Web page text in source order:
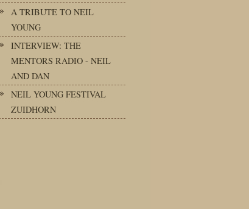
A TRIBUTE TO NEIL
YOUNG
INTERVIEW: THE
MENTORS RADIO - NEIL
AND DAN
NEIL YOUNG FESTIVAL
ZUIDHORN